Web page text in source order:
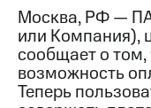
Пресс-
релизы
МТС
о
Москва, РФ —
или Компания),
сообщает о
возможность
Теперь